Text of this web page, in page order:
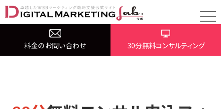
料金のお問い合わせ 30分無料コンサルティング
無料コンサル申込フォーム